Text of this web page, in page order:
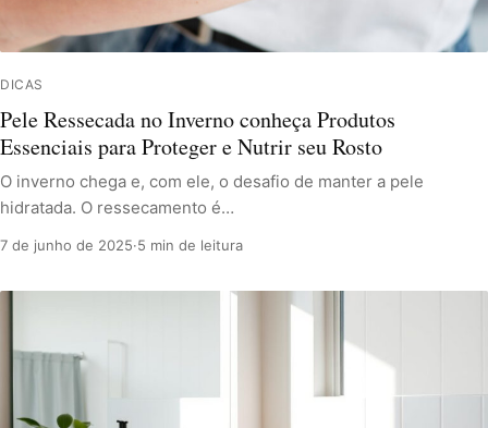
DICAS
Pele Ressecada no Inverno conheça Produtos
Essenciais para Proteger e Nutrir seu Rosto
O inverno chega e, com ele, o desafio de manter a pele
hidratada. O ressecamento é…
7 de junho de 2025·5 min de leitura